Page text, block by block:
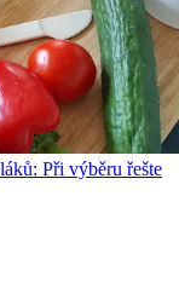
Při výběru řešte